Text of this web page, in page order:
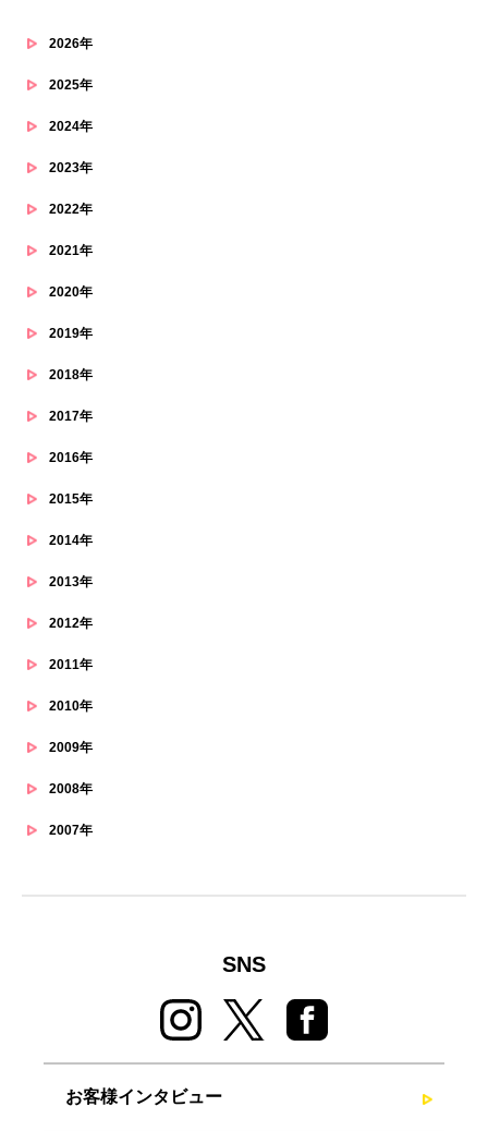
2026年
2025年
2024年
2023年
2022年
2021年
2020年
2019年
2018年
2017年
2016年
2015年
2014年
2013年
2012年
2011年
2010年
2009年
2008年
2007年
SNS
お客様インタビュー